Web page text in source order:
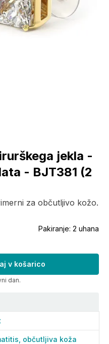
jekla -
- BJT381 (2
za občutljivo kožo.
Pakiranje: 2 uhana
v košarico
dan.
občutljiva koža